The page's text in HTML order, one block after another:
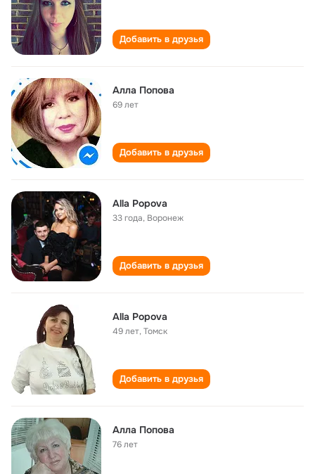
Добавить в друзья
Алла Попова
69 лет
Добавить в друзья
Alla Popova
33 года, Воронеж
Добавить в друзья
Alla Popova
49 лет,Томск
Добавить в друзья
Алла Попова
76 лет